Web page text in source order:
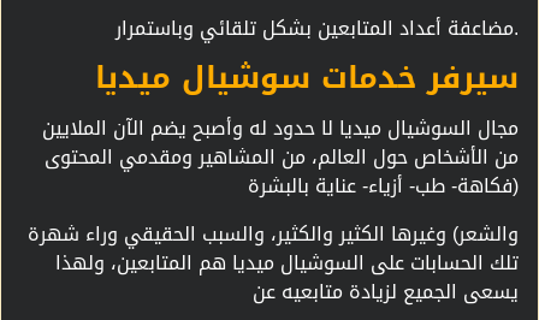
مضاعفة أعداد المتابعين بشكل تلقائي وباستمرار.
سيرفر خدمات سوشيال ميديا
مجال السوشيال ميديا لا حدود له وأصبح يضم الآن الملايين
من الأشخاص حول العالم، من المشاهير ومقدمي المحتوى
(فكاهة- طب- أزياء- عناية بالبشرة
والشعر) وغيرها الكثير والكثير، والسبب الحقيقي وراء شهرة
تلك الحسابات على السوشيال ميديا هم المتابعين، ولهذا
يسعى الجميع لزيادة متابعيه عن